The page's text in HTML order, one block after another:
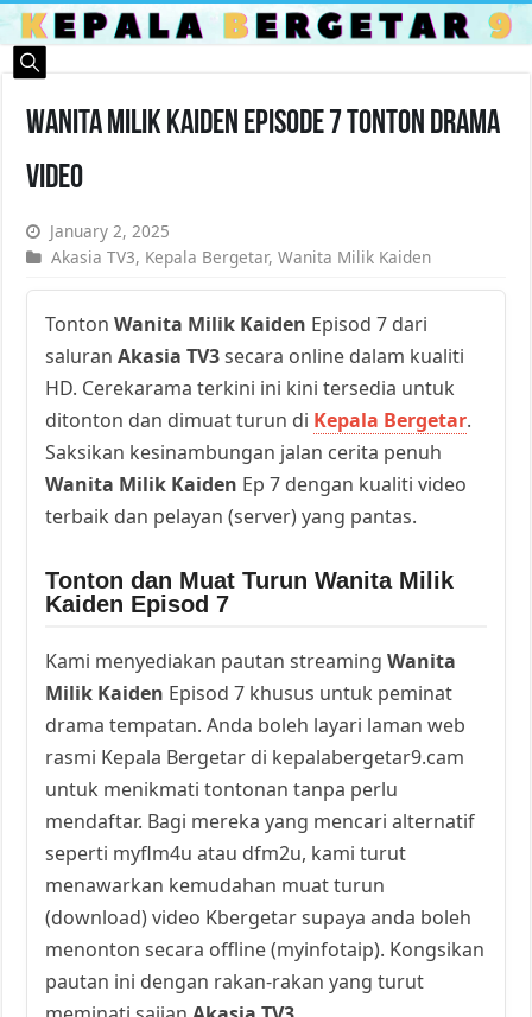
Wanita Milik Kaiden Episode 7 Tonton Drama
Video
January 2, 2025
Akasia TV3, Kepala Bergetar,Wanita Milik Kaiden
TontonWanita Milik Kaiden Episod 7 dari
saluranAkasia TV3secara online dalam kualiti
HD. Cerekarama terkini ini kini tersedia untuk
ditonton dan dimuat turun di Kepala Bergetar.
Saksikan kesinambungan jalan cerita penuh
Wanita Milik Kaiden Ep 7 dengan kualiti video
terbaik dan pelayan (server) yang pantas.
Tonton dan Muat Turun Wanita Milik
Kaiden Episod 7
Kami menyediakan pautan streamingWanita
Milik Kaiden Episod 7 khusus untuk peminat
drama tempatan. Anda boleh layari laman web
rasmi Kepala Bergetar di kepalabergetar9.cam
untuk menikmati tontonan tanpa perlu
mendaftar. Bagi mereka yang mencari alternatif
seperti myflm4u atau dfm2u, kami turut
menawarkan kemudahan muat turun
(download) video Kbergetar supaya anda boleh
menonton secara offline (myinfotaip). Kongsikan
pautan ini dengan rakan-rakan yang turut